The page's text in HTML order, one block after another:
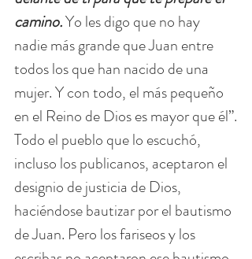
camino.Yo les digo que no hay
nadie más grande que Juan entre
todos los que han nacido de una
mujer. Y con todo, el más pequeño
en el Reino de Dios es mayor que él”.
Todo el pueblo que lo escuchó,
incluso los publicanos, aceptaron el
designio de justicia de Dios,
haciéndose bautizar por el bautismo
de Juan. Pero los fariseos y los